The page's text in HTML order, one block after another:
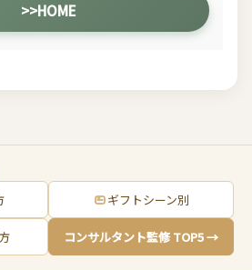
>>HOME
ギフトシーン別
コンサルタント監修 TOP5 →